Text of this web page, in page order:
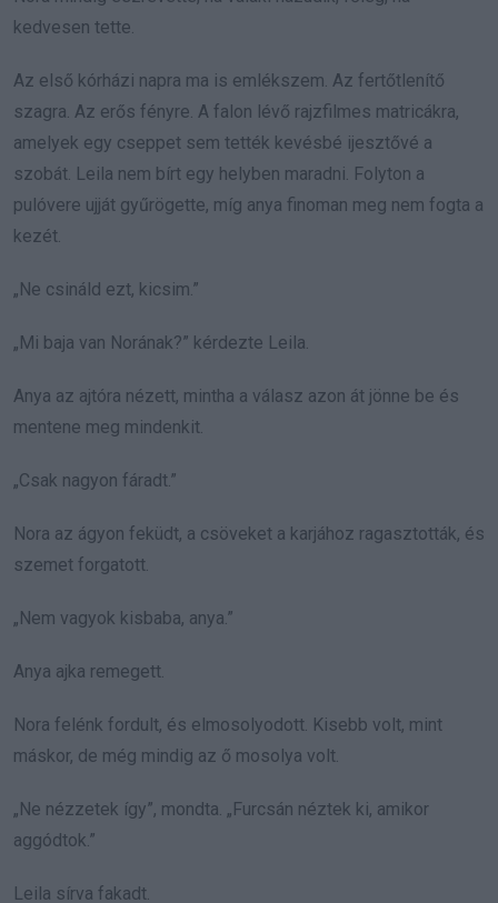
kedvesen tette.
Az első kórházi napra ma is emlékszem. Az fertőtlenítő
szagra. Az erős fényre. A falon lévő rajzfilmes matricákra,
amelyek egy cseppet sem tették kevésbé ijesztővé a
szobát. Leila nem bírt egy helyben maradni. Folyton a
pulóvere ujját gyűrögette, míg anya finoman meg nem fogta a
kezét.
„Ne csináld ezt, kicsim.”
„Mi baja van Norának?” kérdezte Leila.
Anya az ajtóra nézett, mintha a válasz azon át jönne be és
mentene meg mindenkit.
„Csak nagyon fáradt.”
Nora az ágyon feküdt, a csöveket a karjához ragasztották, és
szemet forgatott.
„Nem vagyok kisbaba, anya.”
Anya ajka remegett.
Nora felénk fordult, és elmosolyodott. Kisebb volt, mint
máskor, de még mindig az ő mosolya volt.
„Ne nézzetek így”, mondta. „Furcsán néztek ki, amikor
aggódtok.”
Leila sírva fakadt.